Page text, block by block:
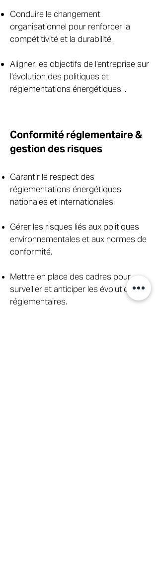
Conduire le changement
organisationnel pour renforcer la
compétitivité et la durabilité.
Aligner les objectifs de l’entreprise sur
l’évolution des politiques et
réglementations énergétiques. .
Conformité réglementaire &
gestion des risques
Garantir le respect des
réglementations énergétiques
nationales et internationales.
Gérer les risques liés aux politiques
environnementales et aux normes de
conformité.
Mettre en place des cadres pour
surveiller et anticiper les évolutions
réglementaires.